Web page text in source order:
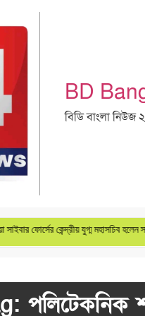
BD
বিডি বাংলা নিউজ
ফোর্সের কেন্দ্রীয় যুগ্ম মহাসচিব হলেন
পলিটেকনিক